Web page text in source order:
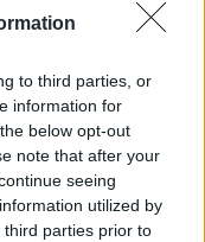
to third parties, or
information for
below opt-out
note that after your
seeing
utilized by
parties prior to
πρέπει να
Χάρτες της
όπως
το
και το σημείο